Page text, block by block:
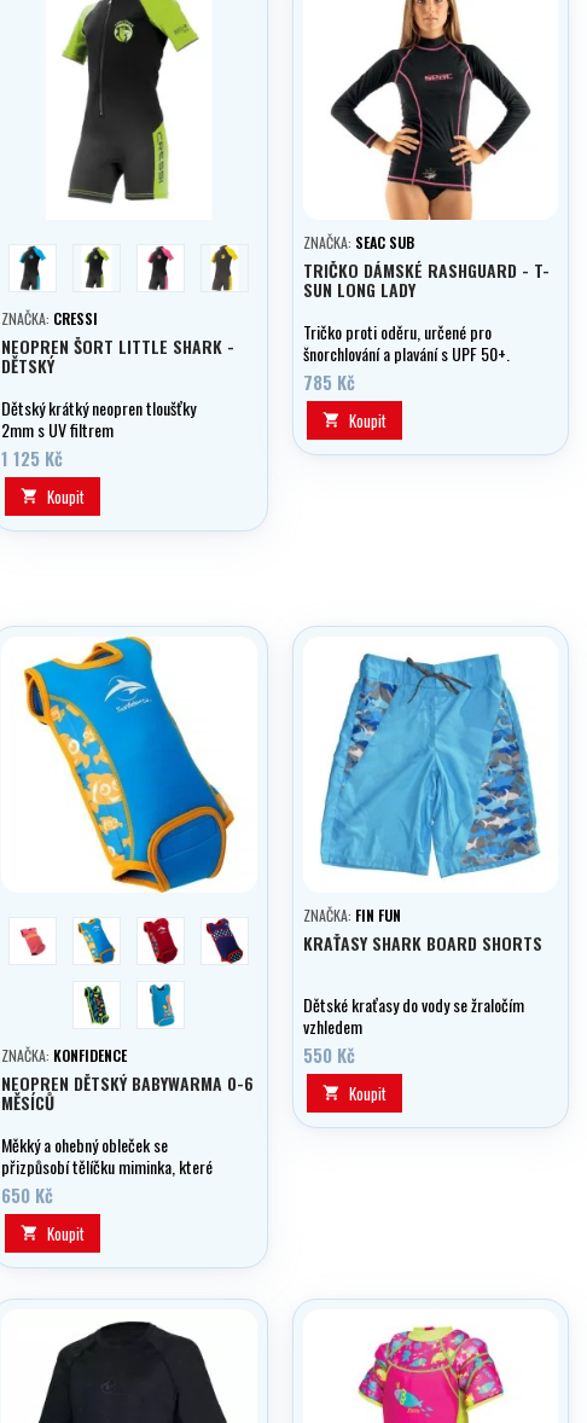
modrá zelena růžová žlutá
ZNAČKA: CRESSI
NEOPREN ŠORT LITTLE SHARK -
DĚTSKÝ
Dětský krátký neopren tloušťky
2mm s UV filtrem
1 125 Kč
 Koupit
ZNAČKA: SEAC SUB
TRIČKO DÁMSKÉ RASHGUARD - T-
SUN LONG LADY
Tričko proti oděru, určené pro
šnorchlování a plavání s UPF 50+.
785 Kč
 Koupit
růžová clownfish jahoda polka dot
seaFriendsottoMishell
ZNAČKA: KONFIDENCE
NEOPREN DĚTSKÝ BABYWARMA 0-6
MĚSÍCŮ
Měkký a ohebný obleček se
přizpůsobí tělíčku miminka, které
roste.
650 Kč
 Koupit
ZNAČKA: FIN FUN
KRAŤASY SHARK BOARD SHORTS
Dětské kraťasy do vody se žraločím
vzhledem
550 Kč
 Koupit